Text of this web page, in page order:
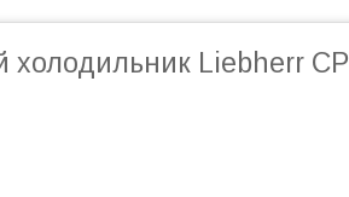
Liebherr CP